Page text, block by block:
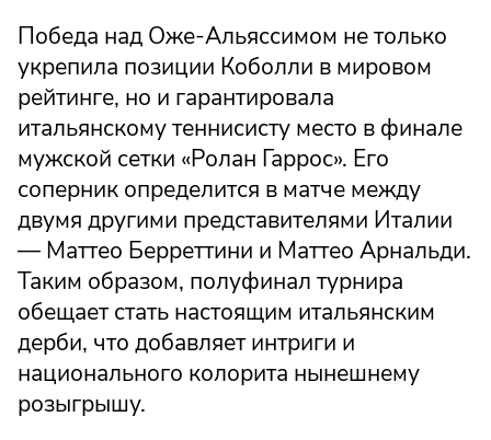
Победа над Оже-Альяссимом не только
укрепила позиции Коболли в мировом
рейтинге, но и гарантировала
итальянскому теннисисту место в финале
мужской сетки «Ролан Гаррос». Его
соперник определится в матче между
двумя другими представителями Италии
— Маттео Берреттини и Маттео Арнальди.
Таким образом, полуфинал турнира
обещает стать настоящим итальянским
дерби, что добавляет интриги и
национального колорита нынешнему
розыгрышу.